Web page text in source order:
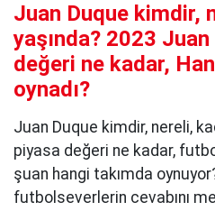
Juan Duque kimdir,
yaşında? 2023
değeri ne kadar,
oynadı?
Juan Duque kimdir, nereli,
piyasa değeri ne kadar,
şuan hangi takımda
futbolseverlerin cevabını